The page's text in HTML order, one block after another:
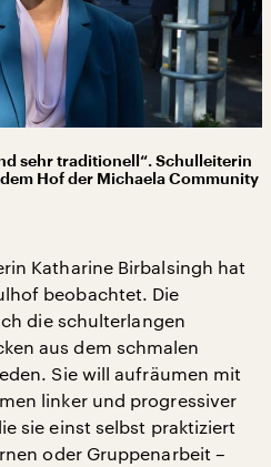
sehr traditionell“. Schulleiterin
Hof der Michaela Community
Katharine Birbalsingh hat
beobachtet. Die
die schulterlangen
aus dem schmalen
Sie will aufräumen mit
linker und progressiver
sie einst selbst praktiziert
oder Gruppenarbeit –